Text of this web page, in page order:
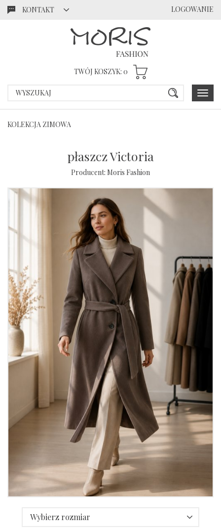
KONTAKT LOGOWANIE
TWÓJ KOSZYK: 0
Pokaż
menu
KOLEKCJA ZIMOWA
płaszcz Victoria
Producent: Moris Fashion
Wybierz rozmiar